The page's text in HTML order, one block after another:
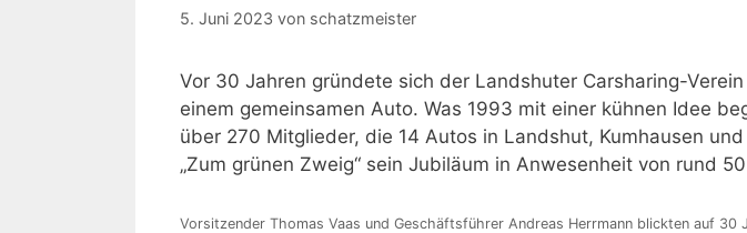
5. Juni 2023 von schatzmeister
Vor 30 Jahren gründete sich der Landshuter Carsharing-
einem gemeinsamen Auto. Was 1993 mit einer kühnen Idee
über 270 Mitglieder, die 14 Autos in Landshut, Kumhausen
„Zum grünen Zweig“ sein Jubiläum in Anwesenheit von rund
Vorsitzender Thomas Vaas und Geschäftsführer Andreas Herrmann blickten auf 30